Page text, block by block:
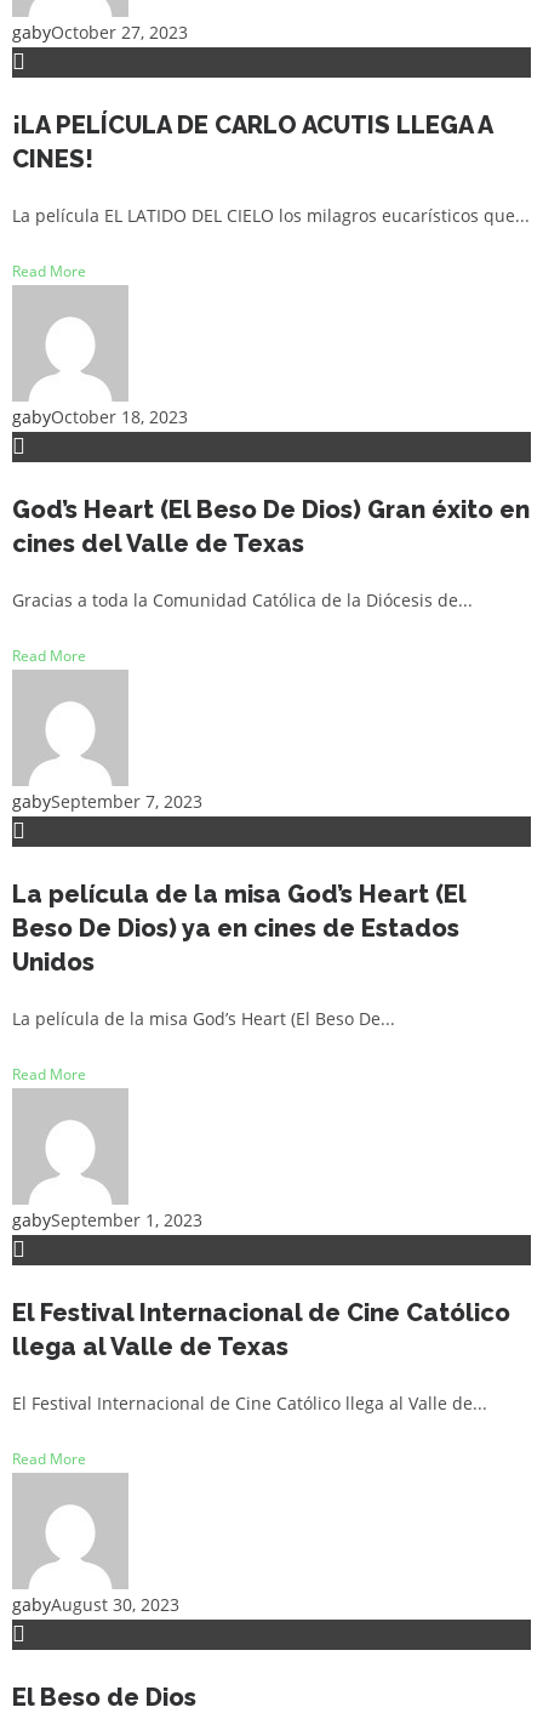
gabyOctober 27, 2023
¡LA PELÍCULA DE CARLO ACUTIS LLEGA A
CINES!
La película EL LATIDO DEL CIELO los milagros eucarísticos que...
Read More
gabyOctober 18, 2023
God’s Heart (El Beso De Dios) Gran éxito en
cines del Valle de Texas
Gracias a toda la Comunidad Católica de la Diócesis de...
Read More
gabySeptember 7, 2023
La película de la misa God’s Heart (El
Beso De Dios) ya en cines de Estados
Unidos
La película de la misa God’s Heart (El Beso De...
Read More
gabySeptember 1, 2023
El Festival Internacional de Cine Católico
llega al Valle de Texas
El Festival Internacional de Cine Católico llega al Valle de...
Read More
gabyAugust 30, 2023
El Beso de Dios